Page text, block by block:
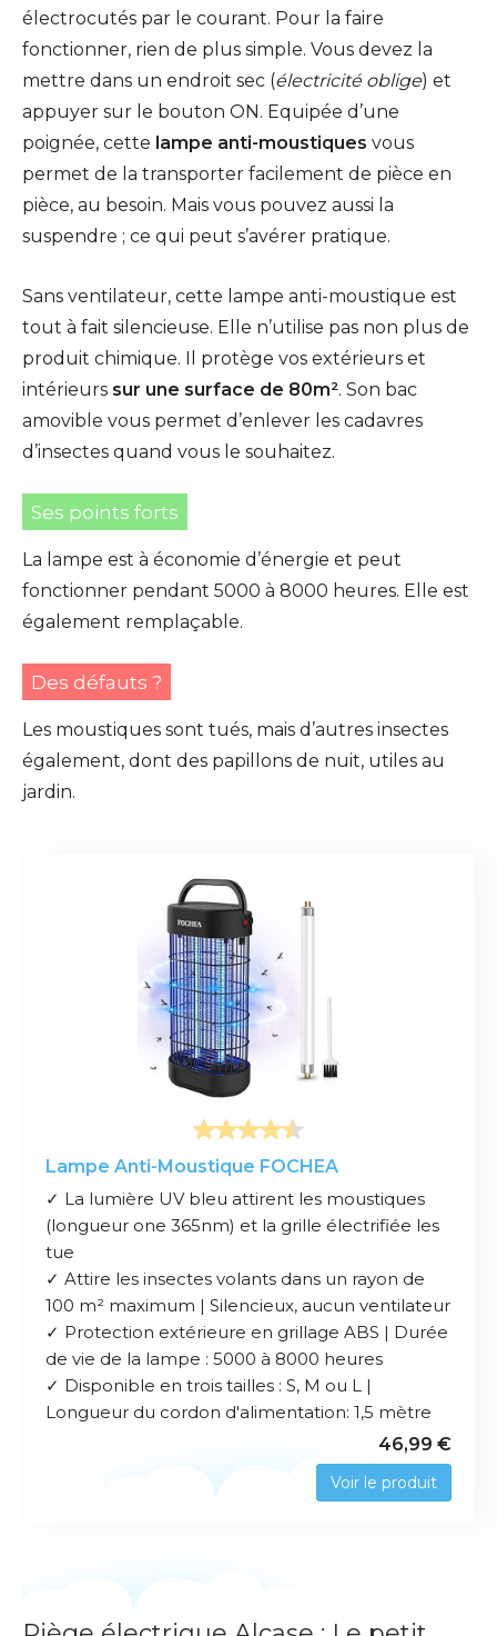
électrocutés par le courant. Pour la faire
fonctionner, rien de plus simple. Vous devez la
mettre dans un endroit sec (électricité oblige) et
appuyer sur le bouton ON. Equipée d’une
poignée, cette lampe anti-moustiques vous
permet de la transporter facilement de pièce en
pièce, au besoin. Mais vous pouvez aussi la
suspendre ; ce qui peut s’avérer pratique.
Sans ventilateur, cette lampe anti-moustique est
tout à fait silencieuse. Elle n’utilise pas non plus de
produit chimique. Il protège vos extérieurs et
intérieurs sur une surface de 80m². Son bac
amovible vous permet d’enlever les cadavres
d’insectes quand vous le souhaitez.
Ses points forts
La lampe est à économie d’énergie et peut
fonctionner pendant 5000 à 8000 heures. Elle est
également remplaçable.
Des défauts ?
Les moustiques sont tués, mais d’autres insectes
également, dont des papillons de nuit, utiles au
jardin.
Lampe Anti-Moustique FOCHEA
✓ La lumière UV bleu attirent les moustiques
(longueur one 365nm) et la grille électrifiée les
tue
✓ Attire les insectes volants dans un rayon de
100 m² maximum | Silencieux, aucun ventilateur
✓ Protection extérieure en grillage ABS | Durée
de vie de la lampe : 5000 à 8000 heures
✓ Disponible en trois tailles : S, M ou L |
Longueur du cordon d'alimentation: 1,5 mètre
46,99 €
Voir le produit